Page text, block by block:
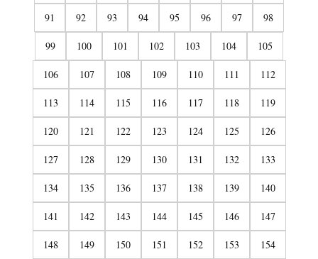
91 92 93 94 95 96 97 98
99 100 101 102 103 104 105
106 107 108 109 110 111 112
113 114 115 116 117 118 119
120 121 122 123 124 125 126
127 128 129 130 131 132 133
134 135 136 137 138 139 140
141 142 143 144 145 146 147
148 149 150 151 152 153 154